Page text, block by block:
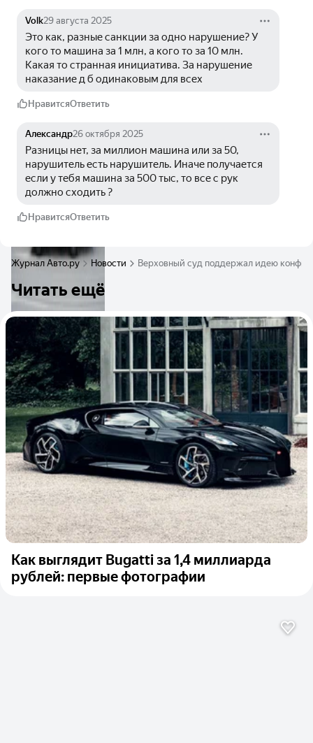
Volk29 августа 2025
Это как, разные санкции за одно нарушение? У
кого то машина за 1 млн, а кого то за 10 млн.
Какая то странная инициатива. За нарушение
наказание д б одинаковым для всех
НравитсяОтветить
Александр26 октября 2025
Разницы нет, за миллион машина или за 50,
нарушитель есть нарушитель. Иначе получается
если у тебя машина за 500 тыс, то все с рук
должно сходить ?
НравитсяОтветить
Журнал Авто.ру Новости Верховный суд поддержал идею
Читать ещё
Как выглядит Bugatti за 1,4 миллиарда
рублей: первые фотографии